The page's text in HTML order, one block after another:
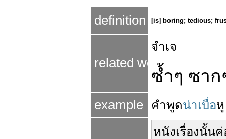
definition [is] boring; tedious;
related words
จำเจ
ซ้ำๆ ซาก
example คำพูดน่าเบื่อหู
หนังเรื่องนั้น